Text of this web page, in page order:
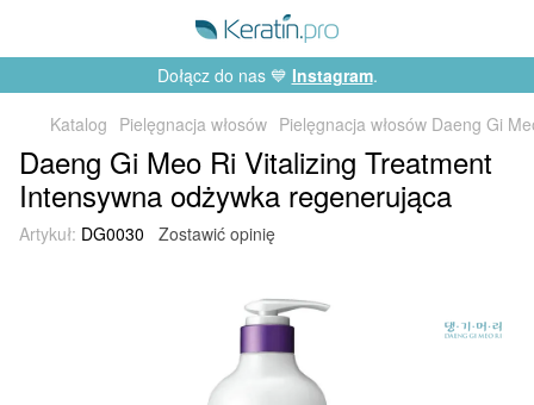
Dołącz do nas 💙 Instagram.
Katalog Pielęgnacja włosów Pielęgnacja włosów Daeng Gi
Daeng Gi Meo Ri Vitalizing Treatment
Intensywna odżywka regenerująca
Artykuł: DG0030 Zostawić opinię